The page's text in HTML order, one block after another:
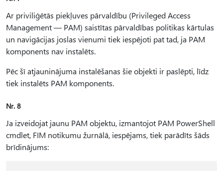
Ar priviliģētās piekļuves pārvaldību (Privileged Access
Management — PAM) saistītas pārvaldības politikas kārtulas
un navigācijas joslas vienumi tiek iespējoti pat tad, ja PAM
komponents nav instalēts.
Pēc šī atjauninājuma instalēšanas šie objekti ir paslēpti, līdz
tiek instalēts PAM komponents.
Nr. 8
Ja izveidojat jaunu PAM objektu, izmantojot PAM PowerShell
cmdlet, FIM notikumu žurnālā, iespējams, tiek parādīts šāds
brīdinājums: